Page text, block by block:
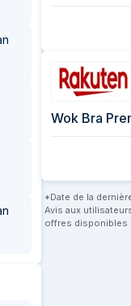
Wok Bra
*Date de la
Avis aux
offres disponibles